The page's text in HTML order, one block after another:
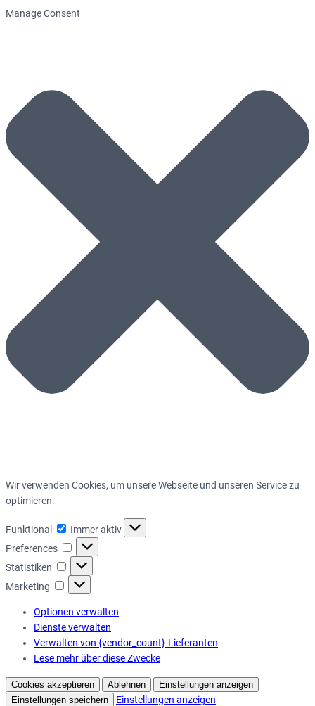
Manage Consent
Wir verwenden Cookies, um unsere Webseite und unseren Service zu
optimieren.
Funktional Funktional
Immer aktiv
Preferences
Preferences
Statistiken Statistiken
Marketing Marketing
Optionen verwalten
Dienste verwalten
Verwalten von {vendor_count}-Lieferanten
Lese mehr über diese Zwecke
Cookies akzeptieren Ablehnen
Einstellungen anzeigen
Einstellungen speichern
Einstellungen anzeigen